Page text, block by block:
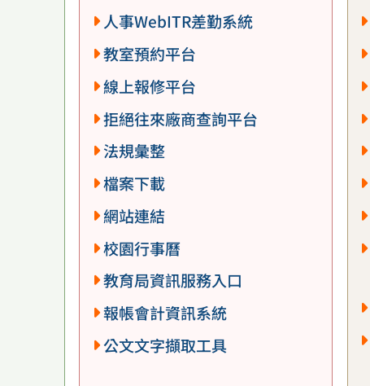
人事WebITR差勤系統
教室預約平台
線上報修平台
拒絕往來廠商查詢平台
法規彙整
檔案下載
網站連結
校園行事曆
教育局資訊服務入口
報帳會計資訊系統
公文文字擷取工具